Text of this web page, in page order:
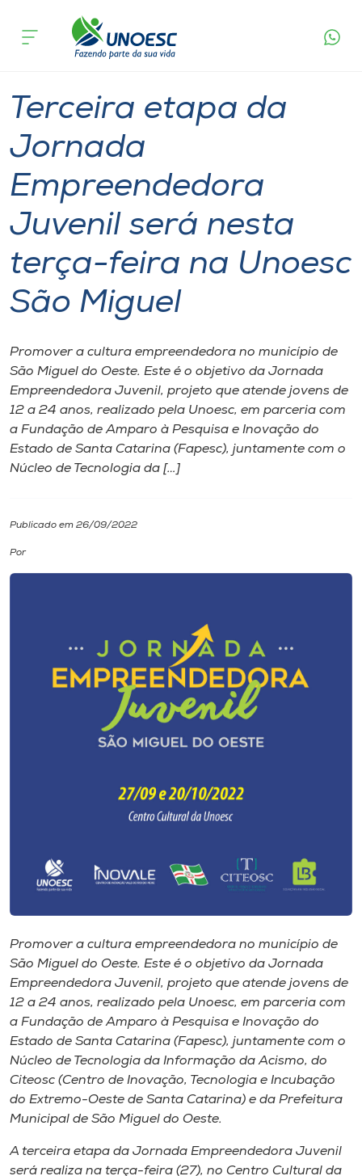
Cursos
Pesquisa
Atendimento ao Estudante
Portal de Ensino
Unoesc
Internacionalização
I.nova
Diplomados
Selecione
o idioma
A+
A-
acontece
Miguel
Terceira etapa da
Jornada
Empreendedora
Juvenil será nesta
terça-feira na Unoesc
São Miguel
Promover a cultura empreendedora no município de
São Miguel do Oeste. Este é o objetivo da Jornada
Empreendedora Juvenil, projeto que atende jovens de
12 a 24 anos, realizado pela Unoesc, em parceria com
a Fundação de Amparo à Pesquisa e Inovação do
Estado de Santa Catarina (Fapesc), juntamente com o
Núcleo de Tecnologia da […]
Publicado em 26/09/2022
Por
Promover a cultura empreendedora no município de
São Miguel do Oeste. Este é o objetivo da Jornada
Empreendedora Juvenil, projeto que atende jovens de
12 a 24 anos, realizado pela Unoesc, em parceria com
a Fundação de Amparo à Pesquisa e Inovação do
Estado de Santa Catarina (Fapesc), juntamente com o
Núcleo de Tecnologia da Informação da Acismo, do
Citeosc (Centro de Inovação, Tecnologia e Incubação
do Extremo-Oeste de Santa Catarina) e da Prefeitura
Municipal de São Miguel do Oeste.
A terceira etapa da Jornada Empreendedora Juvenil
será realiza na terça-feira (27), no Centro Cultural da